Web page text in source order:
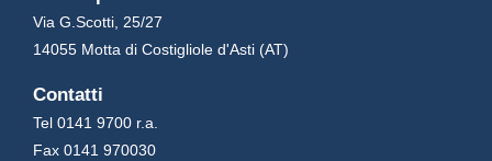
Via G.Scotti, 25/27
14055 Motta di Costigliole d'Asti (AT)
Contatti
Tel 0141 9700 r.a.
Fax 0141 970030